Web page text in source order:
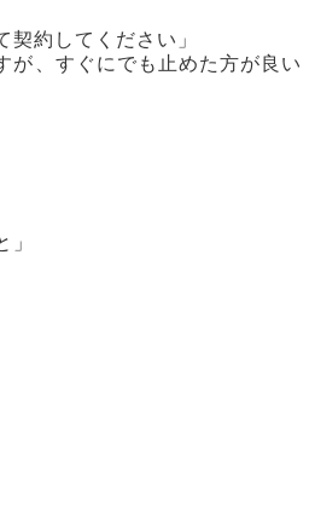
契約してください」
が、すぐにでも止めた方が良い